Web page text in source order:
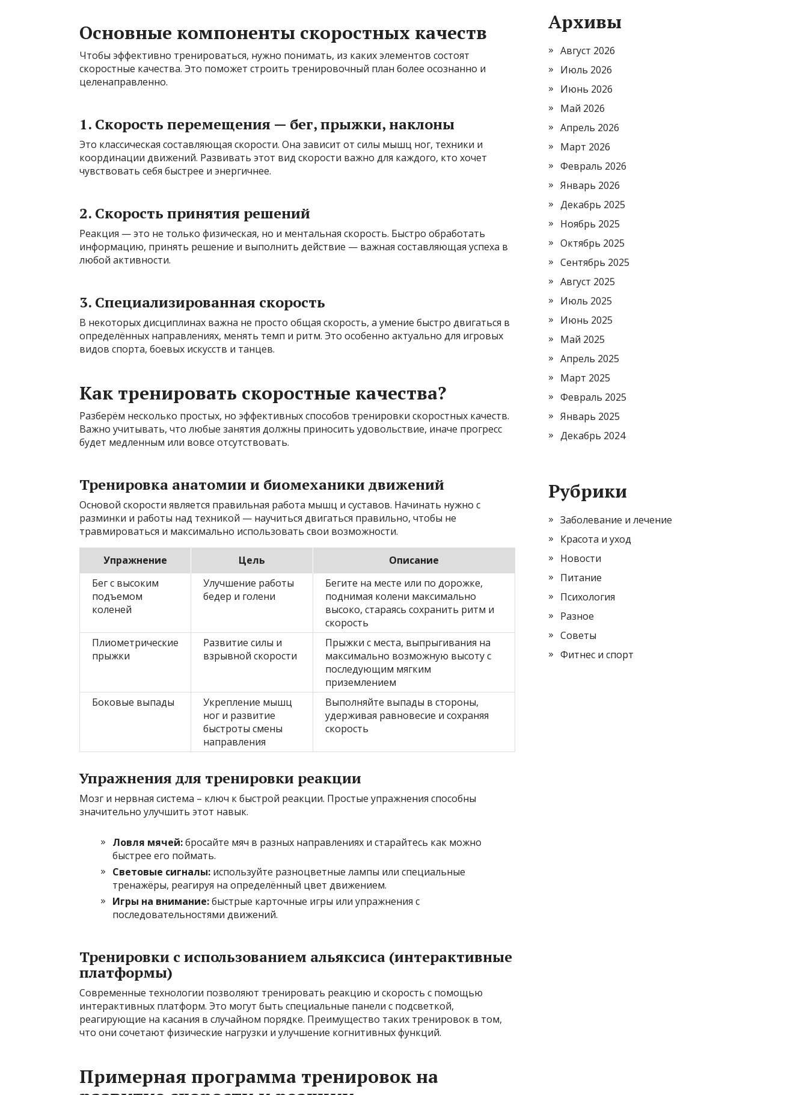
Основные компоненты скоростных качеств
Чтобы эффективно тренироваться, нужно понимать, из каких элементов состоят
скоростные качества. Это поможет строить тренировочный план более осознанно и
целенаправленно.
1. Скорость перемещения — бег, прыжки, наклоны
Это классическая составляющая скорости. Она зависит от силы мышц ног, техники и
координации движений. Развивать этот вид скорости важно для каждого, кто хочет
чувствовать себя быстрее и энергичнее.
2. Скорость принятия решений
Реакция — это не только физическая, но и ментальная скорость. Быстро обработать
информацию, принять решение и выполнить действие — важная составляющая успеха в
любой активности.
3. Специализированная скорость
В некоторых дисциплинах важна не просто общая скорость, а умение быстро двигаться в
определённых направлениях, менять темп и ритм. Это особенно актуально для игровых
видов спорта, боевых искусств и танцев.
Как тренировать скоростные качества?
Разберём несколько простых, но эффективных способов тренировки скоростных качеств.
Важно учитывать, что любые занятия должны приносить удовольствие, иначе прогресс
будет медленным или вовсе отсутствовать.
Тренировка анатомии и биомеханики движений
Основой скорости является правильная работа мышц и суставов. Начинать нужно с
разминки и работы над техникой — научиться двигаться правильно, чтобы не
травмироваться и максимально использовать свои возможности.
Упражнение Цель
Описание
Бег с высоким
подъемом
коленей
Улучшение работы
бедер и голени
Бегите на месте или по дорожке,
поднимая колени максимально
высоко, стараясь сохранить ритм и
скорость
Плиометрические
прыжки
Развитие силы и
взрывной скорости
Прыжки с места, выпрыгивания на
максимально возможную высоту с
последующим мягким
приземлением
Боковые выпады
Укрепление мышц
ног и развитие
быстроты смены
направления
Выполняйте выпады в стороны,
удерживая равновесие и сохраняя
скорость
Упражнения для тренировки реакции
Мозг и нервная система – ключ к быстрой реакции. Простые упражнения способны
значительно улучшить этот навык.
Ловля мячей:бросайте мяч в разных направлениях и старайтесь как можно
быстрее его поймать.
Световые сигналы: используйте разноцветные лампы или специальные
тренажёры, реагируя на определённый цвет движением.
Игры на внимание:быстрые карточные игры или упражнения с
последовательностями движений.
Тренировки с использованием альяксиса (интерактивные
платформы)
Современные технологии позволяют тренировать реакцию и скорость с помощью
интерактивных платформ. Это могут быть специальные панели с подсветкой,
реагирующие на касания в случайном порядке. Преимущество таких тренировок в том,
что они сочетают физические нагрузки и улучшение когнитивных функций.
Примерная программа тренировок на
Архивы
Август 2026
Июль 2026
Июнь 2026
Май 2026
Апрель 2026
Март 2026
Февраль 2026
Январь 2026
Декабрь 2025
Ноябрь 2025
Октябрь 2025
Сентябрь 2025
Август 2025
Июль 2025
Июнь 2025
Май 2025
Апрель 2025
Март 2025
Февраль 2025
Январь 2025
Декабрь 2024
Рубрики
Заболевание и лечение
Красота и уход
Новости
Питание
Психология
Разное
Советы
Фитнес и спорт